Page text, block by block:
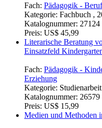
Fach: Pädagogik -
Kategorie: Fachbuch ,
Katalognummer: 27124
Preis: US$ 45,99
Literarische Beratung
Einsatzfeld
Fach: Pädagogik -
Erziehung
Kategorie:
Katalognummer: 26579
Preis: US$ 15,99
Medien und Methoden